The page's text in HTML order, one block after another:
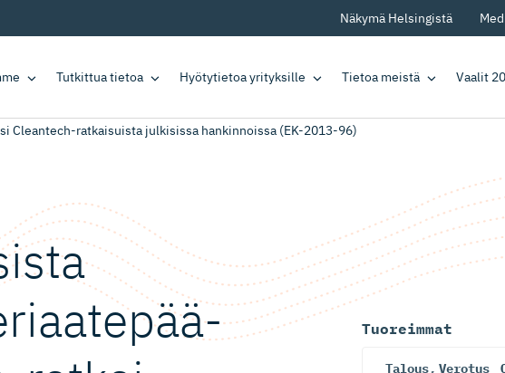
Näkymä Helsingistä
Tutkittua tietoa Hyötytietoa yrityksille Tietoa meistä Vaalit
Cleantech-ratkaisuista julkisissa hankinnoissa (EK-2013-96)
Tuoreimmat
Talous, Verotus